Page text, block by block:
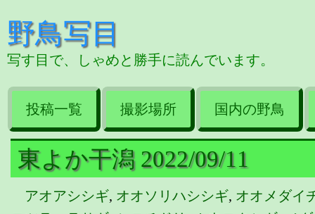
野鳥写目
写す目で、しゃめと勝手に読んでいます。
投稿一覧 撮影場所 国内の野鳥
東よか干潟 2022/09/11
アオアシシギ, オオソリハシシギ, オオメダイ